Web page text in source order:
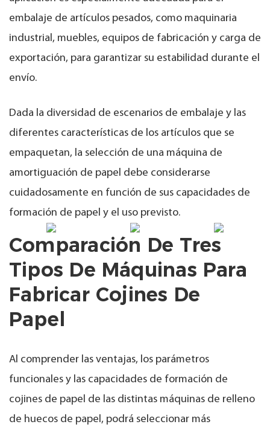
embalaje de artículos pesados, como maquinaria
industrial, muebles, equipos de fabricación y carga de
exportación, para garantizar su estabilidad durante el
envío.
Dada la diversidad de escenarios de embalaje y las
diferentes características de los artículos que se
empaquetan, la selección de una máquina de
amortiguación de papel debe considerarse
cuidadosamente en función de sus capacidades de
formación de papel y el uso previsto.
Comparación De Tres
Tipos De Máquinas Para
Fabricar Cojines De
Papel
Al comprender las ventajas, los parámetros
funcionales y las capacidades de formación de
cojines de papel de las distintas máquinas de relleno
de huecos de papel, podrá seleccionar más